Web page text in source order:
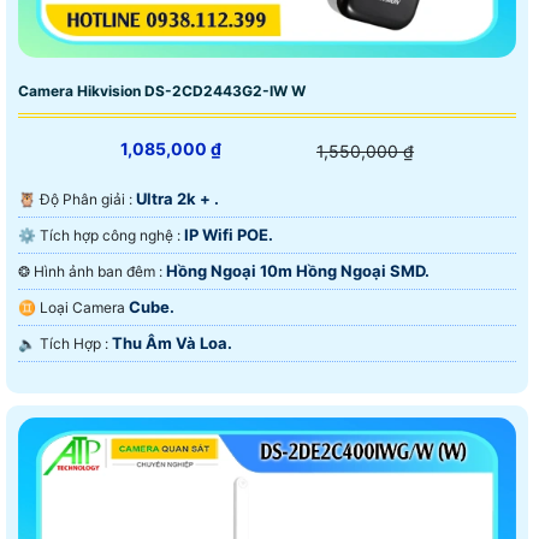
Camera Hikvision DS-2CD2443G2-IW W
1,085,000 ₫ 1,550,000 ₫
🦉 Độ Phân giải : Ultra 2k + .
⚙ Tích hợp công nghệ : IP Wifi POE.
❂ Hình ảnh ban đêm : Hồng Ngoại 10m Hồng Ngoại SMD.
♊ Loại Camera Cube.
️🔈 Tích Hợp : Thu Âm Và Loa.